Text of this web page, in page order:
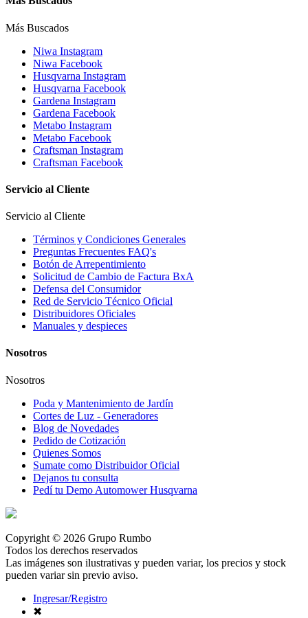
Más Buscados
Niwa Instagram
Niwa Facebook
Husqvarna Instagram
Husqvarna Facebook
Gardena Instagram
Gardena Facebook
Metabo Instagram
Metabo Facebook
Craftsman Instagram
Craftsman Facebook
Servicio al Cliente
Servicio al Cliente
Términos y Condiciones Generales
Preguntas Frecuentes FAQ's
Botón de Arrepentimiento
Solicitud de Cambio de Factura BxA
Defensa del Consumidor
Red de Servicio Técnico Oficial
Distribuidores Oficiales
Manuales y despieces
Nosotros
Nosotros
Poda y Mantenimiento de Jardín
Cortes de Luz - Generadores
Blog de Novedades
Pedido de Cotización
Quienes Somos
Sumate como Distribuidor Oficial
Dejanos tu consulta
Pedí tu Demo Automower Husqvarna
Copyright © 2026 Grupo Rumbo
Todos los derechos reservados
Las imágenes son ilustrativas y pueden variar, los precios y stock
pueden variar sin previo aviso.
Ingresar/Registro
✖